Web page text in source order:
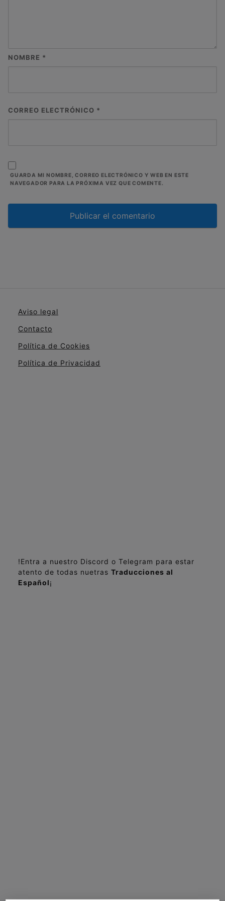
NOMBRE *
CORREO ELECTRÓNICO *
GUARDA MI NOMBRE, CORREO ELECTRÓNICO Y WEB EN ESTE
NAVEGADOR PARA LA PRÓXIMA VEZ QUE COMENTE.
Aviso legal
Contacto
Política de Cookies
Política de Privacidad
!Entra a nuestro Discord o Telegram para estar
atento de todas nuetras Traducciones al
Español¡